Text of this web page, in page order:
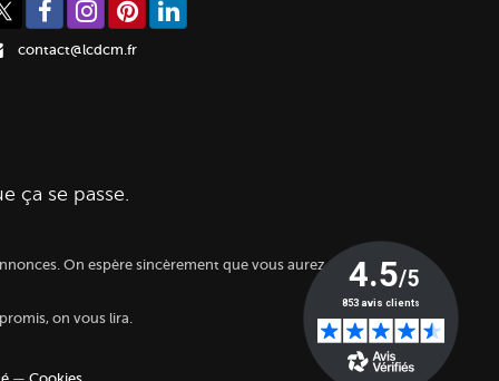
contact@lcdcm.fr
ça se passe.
On espère sincèrement que vous aurez autant
on vous lira.